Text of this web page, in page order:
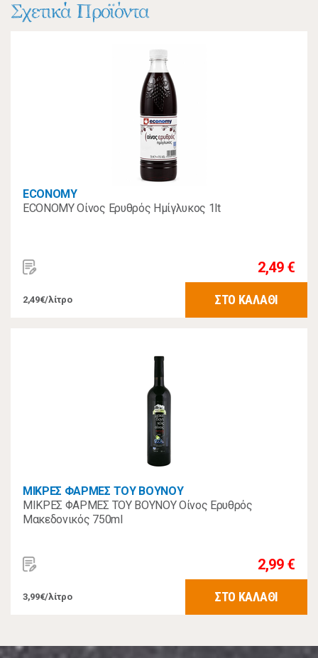
Σχετικά Προϊόντα
ECONOMY
ECONOMY Οίνος Ερυθρός Ημίγλυκος 1lt
2,49 €
2,49€/λίτρο ΣΤΟ ΚΑΛΑΘΙ
ΜΙΚΡΕΣ ΦΑΡΜΕΣ ΤΟΥ ΒΟΥΝΟΥ
ΜΙΚΡΕΣ ΦΑΡΜΕΣ ΤΟΥ ΒΟΥΝΟΥ Οίνος Ερυθρός
Μακεδονικός 750ml
2,99 €
3,99€/λίτρο ΣΤΟ ΚΑΛΑΘΙ